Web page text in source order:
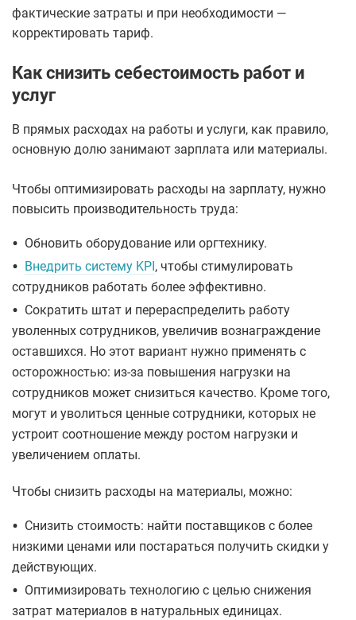
фактические затраты и при необходимости —
корректировать тариф.
Как снизить себестоимость работ и
услуг
В прямых расходах на работы и услуги, как правило,
основную долю занимают зарплата или материалы.
Чтобы оптимизировать расходы на зарплату, нужно
повысить производительность труда:
• Обновить оборудование или оргтехнику.
• Внедрить систему KPI , чтобы стимулировать
сотрудников работать более эффективно.
• Сократить штат и перераспределить работу
уволенных сотрудников, увеличив вознаграждение
оставшихся. Но этот вариант нужно применять с
осторожностью: из-за повышения нагрузки на
сотрудников может снизиться качество. Кроме того,
могут и уволиться ценные сотрудники, которых не
устроит соотношение между ростом нагрузки и
увеличением оплаты.
Чтобы снизить расходы на материалы, можно:
• Снизить стоимость: найти поставщиков с более
низкими ценами или постараться получить скидки у
действующих.
• Оптимизировать технологию с целью снижения
затрат материалов в натуральных единицах.